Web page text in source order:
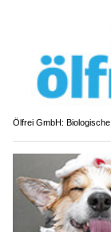
Ölfrei GmbH: